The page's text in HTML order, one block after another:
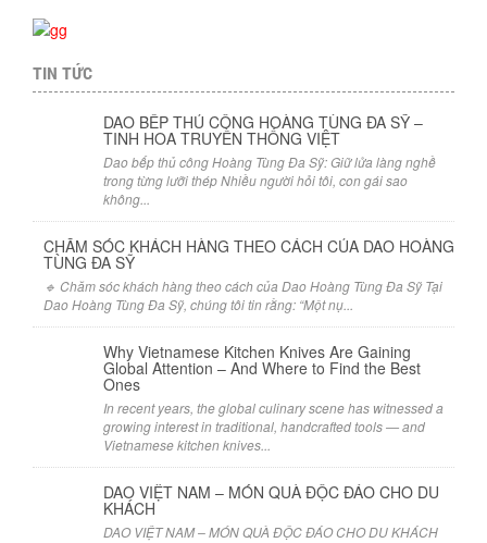
TIN TỨC
DAO BẾP THỦ CÔNG HOÀNG TÙNG ĐA SỸ –
TINH HOA TRUYỀN THỐNG VIỆT
Dao bếp thủ công Hoàng Tùng Đa Sỹ: Giữ lửa làng nghề
trong từng lưỡi thép Nhiều người hỏi tôi, con gái sao
không...
CHĂM SÓC KHÁCH HÀNG THEO CÁCH CỦA DAO HOÀNG
TÙNG ĐA SỸ
🔹 Chăm sóc khách hàng theo cách của Dao Hoàng Tùng Đa Sỹ Tại
Dao Hoàng Tùng Đa Sỹ, chúng tôi tin rằng: “Một nụ...
Why Vietnamese Kitchen Knives Are Gaining
Global Attention – And Where to Find the Best
Ones
In recent years, the global culinary scene has witnessed a
growing interest in traditional, handcrafted tools — and
Vietnamese kitchen knives...
DAO VIỆT NAM – MÓN QUÀ ĐỘC ĐÁO CHO DU
KHÁCH
DAO VIỆT NAM – MÓN QUÀ ĐỘC ĐÁO CHO DU KHÁCH